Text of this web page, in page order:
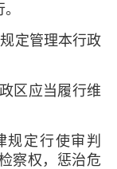
定管理本行政
区应当履行维
规定行使审判
察权，惩治危